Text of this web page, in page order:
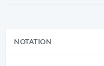
NOTATION